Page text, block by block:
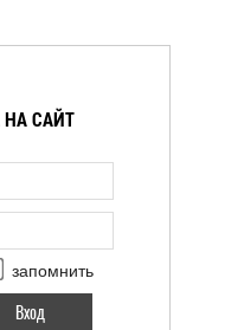
САЙТ
запомнить